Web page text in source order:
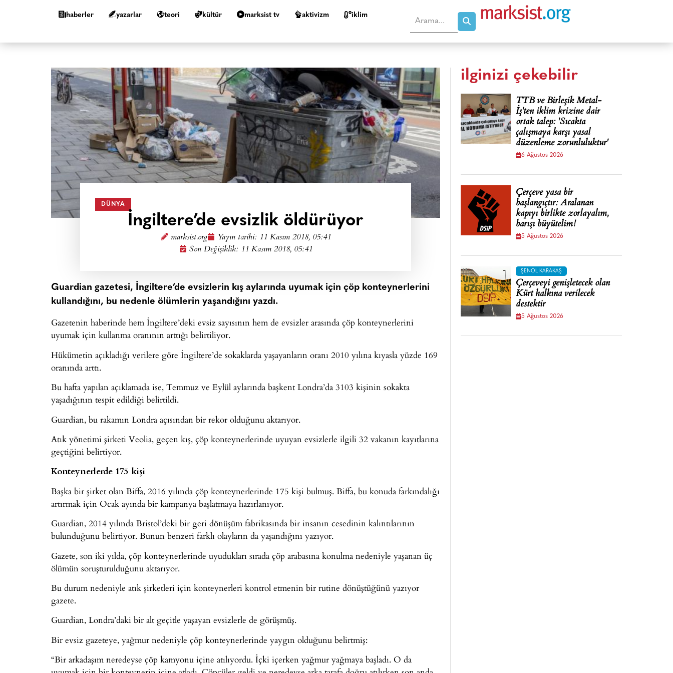
haberler yazarlar teori kültür marksist tv aktivizm i̇klim
DÜNYA
İngiltere’de evsizlik öldürüyor
marksist.org Yayın tarihi: 11 Kasım 2018, 05:41
Son Değişiklik: 11 Kasım 2018, 05:41
Guardian gazetesi, İngiltere’de evsizlerin kış aylarında uyumak için çöp konteynerlerini
kullandığını, bu nedenle ölümlerin yaşandığını yazdı.
Gazetenin haberinde hem İngiltere’deki evsiz sayısının hem de evsizler arasında çöp konteynerlerini
uyumak için kullanma oranının arttığı belirtiliyor.
Hükümetin açıkladığı verilere göre İngiltere’de sokaklarda yaşayanların oranı 2010 yılına kıyasla yüzde 169
oranında arttı.
Bu hafta yapılan açıklamada ise, Temmuz ve Eylül aylarında başkent Londra’da 3103 kişinin sokakta
yaşadığının tespit edildiği belirtildi.
Guardian, bu rakamın Londra açısından bir rekor olduğunu aktarıyor.
Atık yönetimi şirketi Veolia, geçen kış, çöp konteynerlerinde uyuyan evsizlerle ilgili 32 vakanın kayıtlarına
geçtiğini belirtiyor.
Konteynerlerde 175 kişi
Başka bir şirket olan Biffa, 2016 yılında çöp konteynerlerinde 175 kişi bulmuş. Biffa, bu konuda farkındalığı
artırmak için Ocak ayında bir kampanya başlatmaya hazırlanıyor.
Guardian, 2014 yılında Bristol’deki bir geri dönüşüm fabrikasında bir insanın cesedinin kalıntılarının
bulunduğunu belirtiyor. Bunun benzeri farklı olayların da yaşandığını yazıyor.
Gazete, son iki yılda, çöp konteynerlerinde uyudukları sırada çöp arabasına konulma nedeniyle yaşanan üç
ölümün soruşturulduğunu aktarıyor.
Bu durum nedeniyle atık şirketleri için konteynerleri kontrol etmenin bir rutine dönüştüğünü yazıyor
gazete.
Guardian, Londra’daki bir alt geçitle yaşayan evsizlerle de görüşmüş.
Bir evsiz gazeteye, yağmur nedeniyle çöp konteynerlerinde yaygın olduğunu belirtmiş:
“Bir arkadaşım neredeyse çöp kamyonu içine atılıyordu. İçki içerken yağmur yağmaya başladı. O da
ilginizi çekebilir
TTB ve Birleşik Metal-
İş'ten iklim krizine dair
ortak talep: 'Sıcakta
çalışmaya karşı yasal
düzenleme zorunluluktur'
6 Ağustos 2026
Çerçeve yasa bir
başlangıçtır: Aralanan
kapıyı birlikte zorlayalım,
barışı büyütelim!
5 Ağustos 2026
ŞENOL KARAKAŞ
Çerçeveyi genişletecek olan
Kürt halkına verilecek
destektir
5 Ağustos 2026